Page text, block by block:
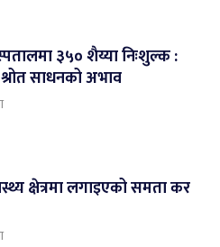
३५० शैय्या निःशुल्क :
साधनको अभाव
क्षेत्रमा लगाइएको समता कर